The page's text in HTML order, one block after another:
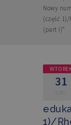
Nowy
(część
(part I)”
31
1)/